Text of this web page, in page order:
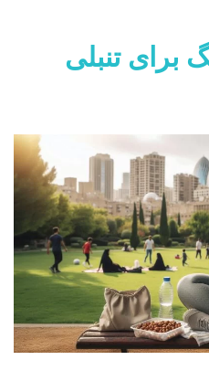
برای تنبلی